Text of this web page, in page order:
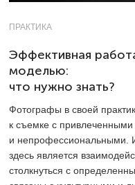
ПРАКТИКА
Эффективная
моделью:
что нужно знать?
Фотографы в своей
к съемке с
и непрофессиональными.
здесь является
столкнуться с